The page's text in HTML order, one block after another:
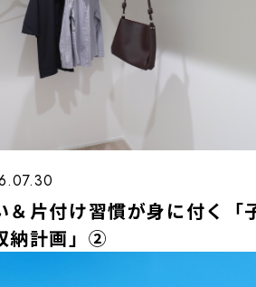
＆片付け習慣が身に付く「
納計画」②